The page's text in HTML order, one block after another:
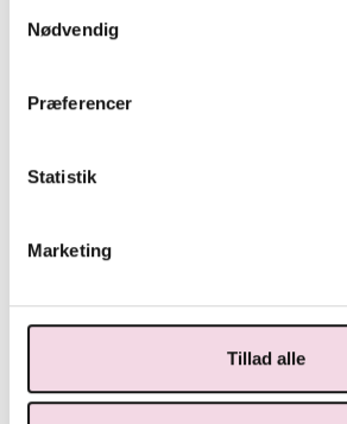
Nødvendig
Præferencer
Statistik
Marketing
Tillad alle
FAGLÆRTE JOB (F/I)
FAGLIG LÆSNING
FAGLIG LÆSNING